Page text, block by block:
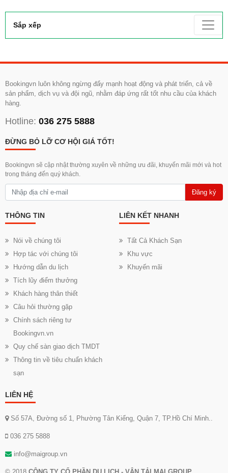
Sắp xếp
Bookingvn luôn không ngừng đẩy mạnh hoạt động và phát triển, cả về
sản phẩm, dịch vụ và đội ngũ, nhằm đáp ứng rất tốt nhu cầu của khách
hàng.
Hotline: 036 275 5888
ĐỪNG BỎ LỠ CƠ HỘI GIÁ TỐT!
Bookingvn sẽ cập nhật thường xuyên về những ưu đãi, khuyến mãi mới và hot
trong tháng đến quý khách.
Đăng ký
THÔNG TIN
Nói về chúng tôi
Hợp tác với chúng tôi
Hướng dẫn du lịch
Tích lũy điểm thưởng
Khách hàng thân thiết
Câu hỏi thường gặp
Chính sách riêng tư
Bookingvn.vn
Quy chế sàn giao dịch TMDT
Thông tin về tiêu chuẩn khách
sạn
LIÊN KẾT NHANH
Tất Cả Khách Sạn
Khu vực
Khuyến mãi
LIÊN HỆ
Số 57A, Đường số 1, Phường Tân Kiểng, Quận 7, TP.Hồ Chí Minh..
036 275 5888
info@maigroup.vn